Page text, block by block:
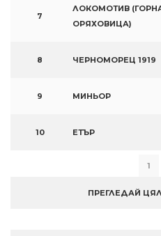
7
ЛОКОМОТИВ
ОРЯХОВИЦА)
8 ЧЕРНОМОРЕЦ 1919
9 МИНЬОР
10 ЕТЪР
1
ПРЕГЛЕДАЙ